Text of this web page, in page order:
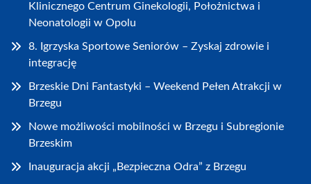
Klinicznego Centrum Ginekologii, Położnictwa i
Neonatologii w Opolu
8. Igrzyska Sportowe Seniorów – Zyskaj zdrowie i
integrację
Brzeskie Dni Fantastyki – Weekend Pełen Atrakcji w
Brzegu
Nowe możliwości mobilności w Brzegu i Subregionie
Brzeskim
Inauguracja akcji „Bezpieczna Odra” z Brzegu